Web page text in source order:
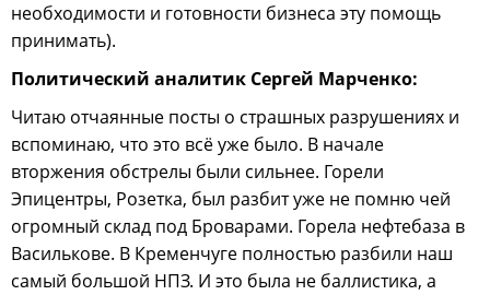
необходимости и готовности бизнеса эту помощь
принимать).
Политический аналитик Сергей Марченко:
Читаю отчаянные посты о страшных разрушениях и
вспоминаю, что это всё уже было. В начале
вторжения обстрелы были сильнее. Горели
Эпицентры, Розетка, был разбит уже не помню чей
огромный склад под Броварами. Горела нефтебаза в
Василькове. В Кременчуге полностью разбили наш
самый большой НПЗ. И это была не баллистика, а